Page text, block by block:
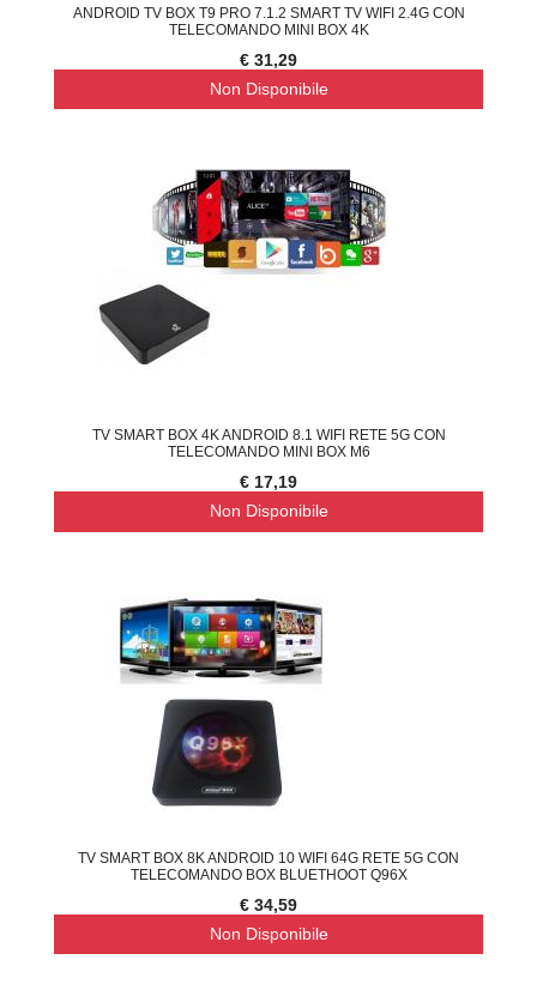
ANDROID TV BOX T9 PRO 7.1.2 SMART TV WIFI 2.4G CON
TELECOMANDO MINI BOX 4K
€ 31,29
Non Disponibile
TV SMART BOX 4K ANDROID 8.1 WIFI RETE 5G CON
TELECOMANDO MINI BOX M6
€ 17,19
Non Disponibile
TV SMART BOX 8K ANDROID 10 WIFI 64G RETE 5G CON
TELECOMANDO BOX BLUETHOOT Q96X
€ 34,59
Non Disponibile